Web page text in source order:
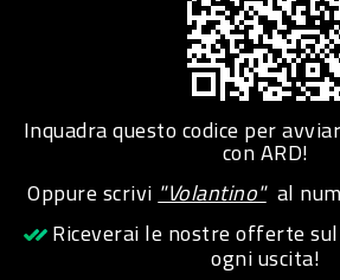
Inquadra questo codice per
con ARD!
Oppure scrivi"Volantino"al
Riceverai le nostre offerte
ogni uscita!